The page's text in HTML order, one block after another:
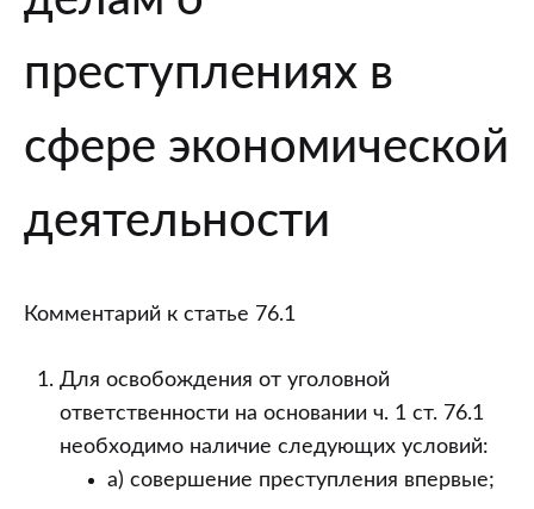
о
в
экономической
Уголовного
кодекса
Федерации
преступлениях в
сфере экономической
деятельности
Комментарий к статье 76.1
Для освобождения от уголовной
ответственности на основании ч. 1 ст. 76.1
необходимо наличие следующих условий:
а) совершение преступления впервые;